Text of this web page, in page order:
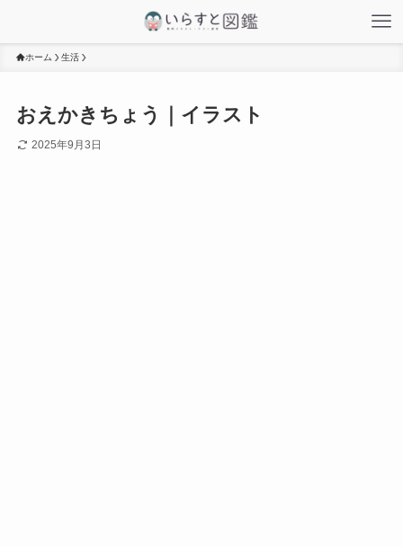
ホーム 生活
おえかきちょう｜イラスト
2025年9月3日